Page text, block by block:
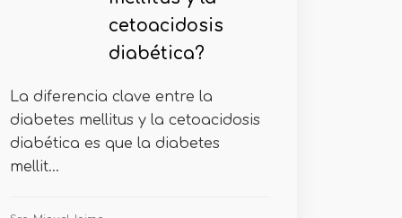
cetoacidosis
diabética?
La diferencia clave entre la
diabetes mellitus y la cetoacidosis
diabética es que la diabetes
mellit...